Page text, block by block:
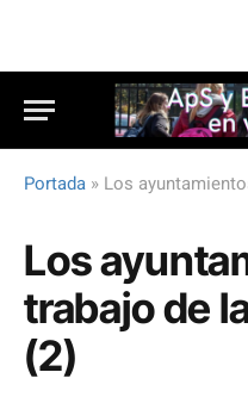
Portada » Los
Los
trabajo de
(2)